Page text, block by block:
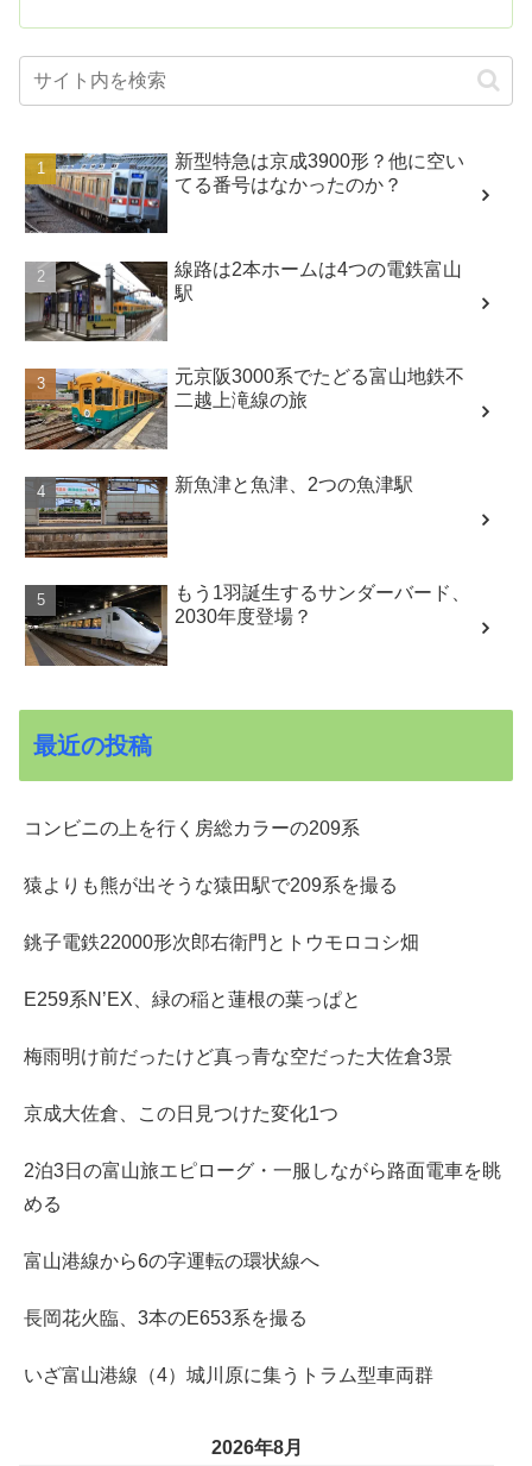
新型特急は京成3900形？他に空い
てる番号はなかったのか？
線路は2本ホームは4つの電鉄富山
駅
元京阪3000系でたどる富山地鉄不
二越上滝線の旅
新魚津と魚津、2つの魚津駅
もう1羽誕生するサンダーバード、
2030年度登場？
最近の投稿
コンビニの上を行く房総カラーの209系
猿よりも熊が出そうな猿田駅で209系を撮る
銚子電鉄22000形次郎右衛門とトウモロコシ畑
E259系N’EX、緑の稲と蓮根の葉っぱと
梅雨明け前だったけど真っ青な空だった大佐倉3景
京成大佐倉、この日見つけた変化1つ
2泊3日の富山旅エピローグ・一服しながら路面電車を眺
める
富山港線から6の字運転の環状線へ
長岡花火臨、3本のE653系を撮る
いざ富山港線（4）城川原に集うトラム型車両群
2026年8月